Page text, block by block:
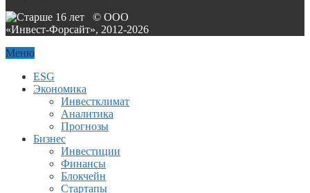
© ООО
«Инвест-Форсайт», 2012-2026
Меню
ESG
Экономика
Инвестклимат
Аналитика
Прогнозы
Бизнес
Инвестиции
Финансы
Блокчейн
Стартапы